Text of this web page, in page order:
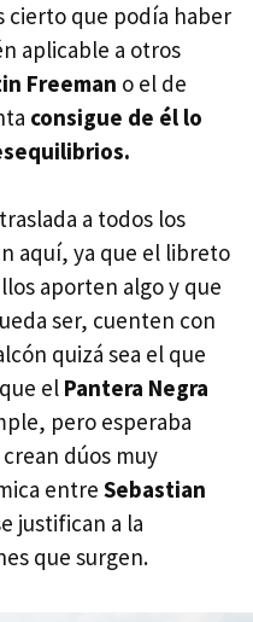
cierto que podía haber
aplicable a otros
Freeman o el de
consigue de él lo
a todos los
aquí, ya que el libreto
aporten algo y que
ser, cuenten con
quizá sea el que
el Pantera Negra
pero esperaba
dúos muy
entre Sebastian
justifican a la
que surgen.